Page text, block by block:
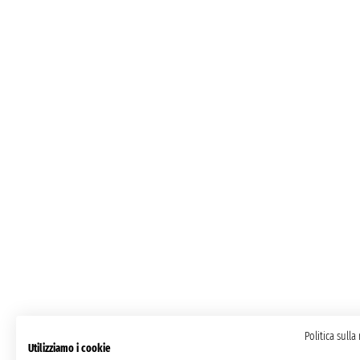
Politica sulla
Utilizziamo i cookie